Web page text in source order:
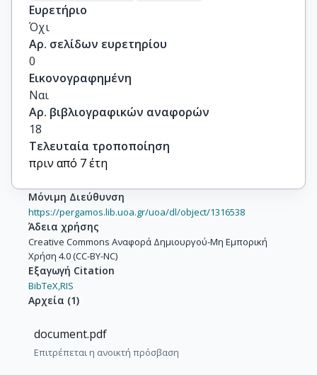
Ευρετήριο
Όχι
Αρ. σελίδων ευρετηρίου
0
Εικονογραφημένη
Ναι
Αρ. βιβλιογραφικών αναφορών
18
Τελευταία τροποποίηση
πριν από 7 έτη
Μόνιμη Διεύθυνση
https://pergamos.lib.uoa.gr/uoa/dl/object/1316538
Άδεια χρήσης
Creative Commons Αναφορά Δημιουργού-Μη Εμπορική
Χρήση 4.0 (CC-BY-NC)
Εξαγωγή Citation
BibTeX,RIS
Αρχεία (1)
document.pdf
Επιτρέπεται η ανοικτή πρόσβαση